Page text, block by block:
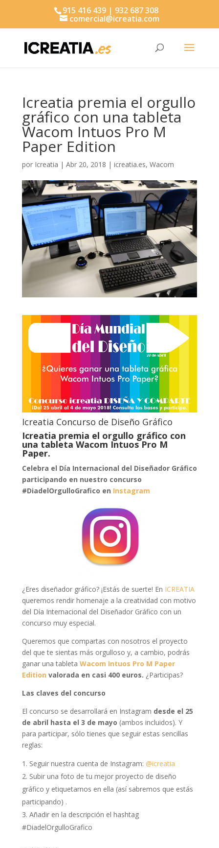
915 416 439 | 932 687 308
comercial@icreatia.com
Icreatia premia el orgullo
gráfico con una tableta
Wacom Intuos Pro M
Paper Edition
por Icreatia | Abr 20, 2018 | icreatia.es, Wacom
Icreatia Concurso de Diseño Gráfico
Icreatia premia el orgullo gráfico con
una tableta Wacom Intuos Pro M
Paper.
Celebra el Día Internacional del Diseñador Gráfico
participando en nuestro concurso
#DiadelOrgulloGrafico en Instagram
¿Eres diseñador gráfico? ¡Estás de suerte! En ICREATIA
queremos rendir homenaje a la creatividad con motivo
del Día Internacional del Diseñador Gráfico con un
concurso muy especial.
Queremos que compartas con nosotros el proyecto
del que te sientas más orgulloso y, a cambio, podrás
ganar una tableta Wacom Intuos Pro M Paper
Edition valorada en casi 400 euros. ¿Participas?
Las claves del concurso
El concurso se desarrollará en Instagram desde el 25
de abril hasta el 3 de mayo (ambos incluidos). Y
para participar, sólo tienes que seguir estas sencillas
reglas:
Seguir nuestra cuenta de Instagram: @icreatia
Subir una foto de tu mejor proyecto de diseño
gráfico y etiquetarnos en ella (así sabremos que estás
participando) .
Añadir en la descripción el hashtag
#DiadelOrgulloGrafico